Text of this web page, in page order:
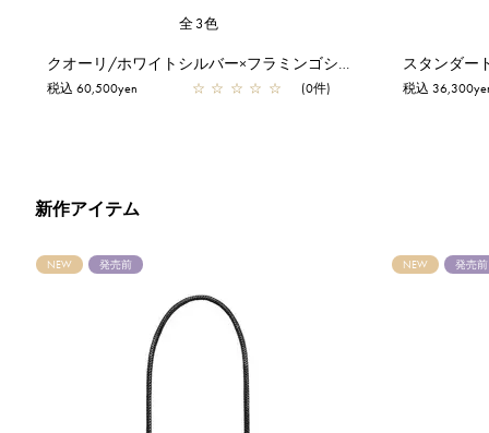
全3色
クオーリ/ホワイトシルバー×フラミンゴシルバー
税込 60,500yen ☆ ☆ ☆ ☆ ☆ (0件) 税込
新作アイテム
NEW 発売前 NEW 発売前